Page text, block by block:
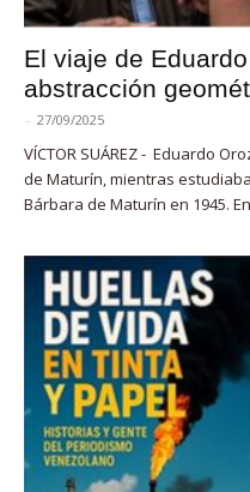
El viaje de
abstracción
- 27/09/2025
VÍCTOR SUÁREZ - Eduardo
de Maturín, mientras
Bárbara de Maturín en 1945.